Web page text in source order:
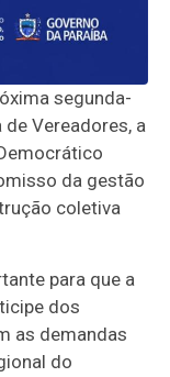
segunda-
de Vereadores, a
da gestão
coletiva
para que a
dos
as demandas
do